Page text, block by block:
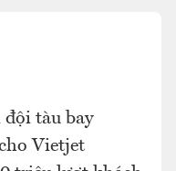
tàu bay
Vietjet